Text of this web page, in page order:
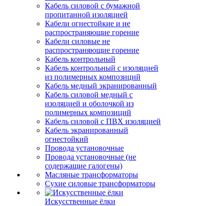
Кабель силовой с бумажной
пропитанной изоляцией
Кабели огнестойкие и не
распространяющие горение
Кабели силовые не
распространяющие горение
Кабель контрольный
Кабель контрольный с изоляцией
из полимерных композиций
Кабель медный экранированный
Кабель силовой медный с
изоляцией и оболочкой из
полимерных композиций
Кабель силовой с ПВХ изоляцией
Кабель экранированный
огнестойкий
Провода установочные
Провода установочные (не
содержащие галогены)
Масляные трансформаторы
Сухие силовые трансформаторы
Искусственные ёлки